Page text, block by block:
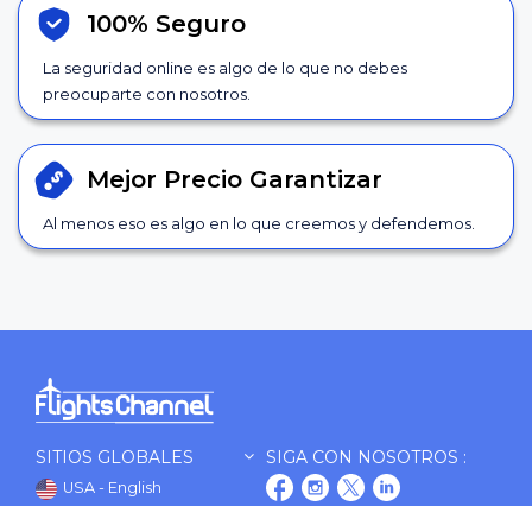
100% Seguro
La seguridad online es algo de lo que no debes
preocuparte con nosotros.
Mejor Precio Garantizar
Al menos eso es algo en lo que creemos y defendemos.
SITIOS GLOBALES
USA - English
SIGA CON NOSOTROS :